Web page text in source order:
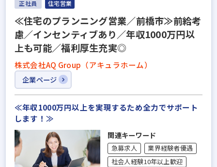
正社員 住宅営業
≪住宅のプランニング営業／前橋市≫前給考
慮／インセンティブあり／年収1000万円以
上も可能／福利厚生充実◎
株式会社AQ Group（アキュラホーム）
企業ページ
≪年収1000万円以上を実現するため全力でサポート
します！≫
関連キーワード
急募求人
業界経験者優遇
社会人経験10年以上歓迎